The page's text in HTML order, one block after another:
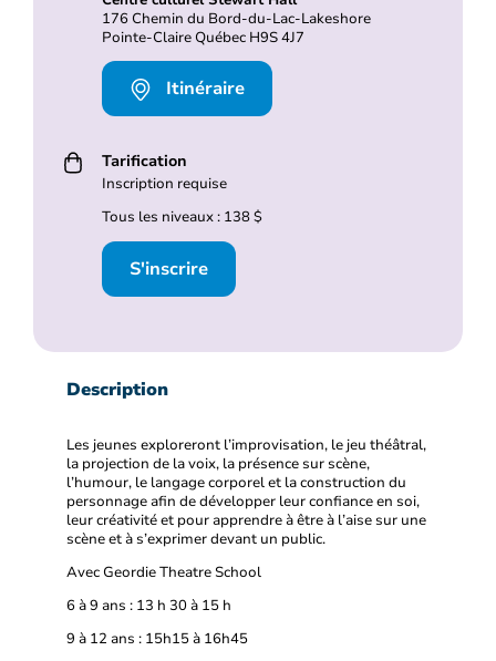
176 Chemin du Bord-du-Lac-Lakeshore
Pointe-Claire Québec H9S 4J7
Itinéraire
Tarification
Inscription requise
Tous les niveaux : 138 $
S'inscrire
Description
Les jeunes exploreront l’improvisation, le jeu théâtral,
la projection de la voix, la présence sur scène,
l’humour, le langage corporel et la construction du
personnage afin de développer leur confiance en soi,
leur créativité et pour apprendre à être à l’aise sur une
scène et à s’exprimer devant un public.
Avec Geordie Theatre School
6 à 9 ans : 13 h 30 à 15 h
9 à 12 ans : 15h15 à 16h45